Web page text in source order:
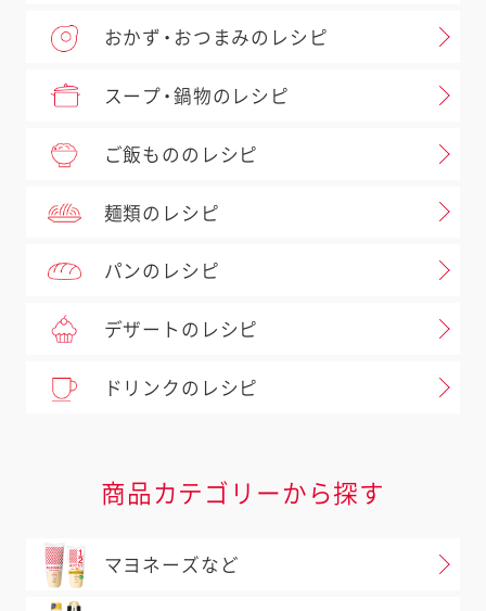
おかず・おつまみのレシピ
スープ・鍋物のレシピ
ご飯もののレシピ
麺類のレシピ
パンのレシピ
デザートのレシピ
ドリンクのレシピ
商品カテゴリーから探す
マヨネーズなど